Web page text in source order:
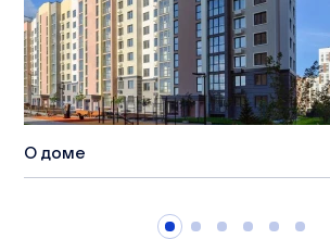
О доме